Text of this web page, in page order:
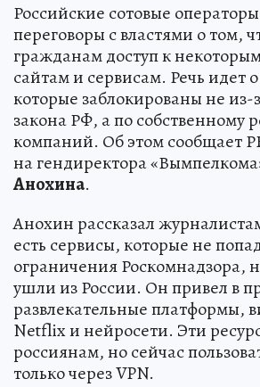
Российские сотовые
переговоры с властями о том,
гражданам доступ к
сайтам и сервисам. Речь идет
которые заблокированы не
закона РФ, а по
компаний. Об этом сообщает
на гендиректора
Анохина.
Анохин рассказал
есть сервисы, которые не
ограничения Роскомнадзора,
ушли из России. Он привел в
развлекательные платформы,
Netflix и нейросети. Эти
россиянам, но сейчас
только через VPN.